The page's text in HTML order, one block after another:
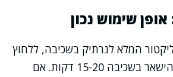
שימוש נכון
המלא לנרתיק בשכיבה, ללחוץ
את הבוכנה לאט, ולהישאר בשכיבה 15-20 דקות. אם